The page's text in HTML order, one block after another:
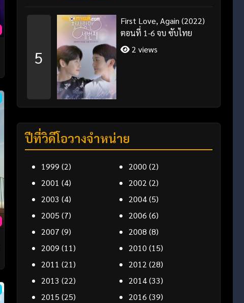
5
First Love, Again (2022)
ตอนที่ 1-6 จบ ซับไทย
2 views
ปีที่วิดีโอวางจำหน่าย
1999 (2) 2000 (2)
2001 (4) 2002 (2)
2003 (4) 2004(5)
2005 (7) 2006 (6)
2007 (9) 2008 (8)
2009 (11) 2010 (15)
2011 (21) 2012 (28)
2013 (22) 2014(33)
2015 (25) 2016 (39)